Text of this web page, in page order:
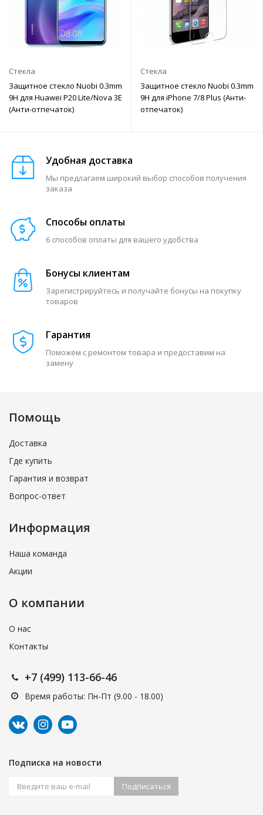
Стекла
Защитное стекло Nuobi 0.3mm
9H для Huawei P20 Lite/Nova 3E
(Анти-отпечаток)
Стекла
Защитное стекло Nuobi 0.3mm
9H для iPhone 7/8 Plus (Анти-
отпечаток)
Удобная доставка
Мы предлагаем широкий выбор способов получения
заказа
Способы оплаты
6 способов оплаты для вашего удобства
Бонусы клиентам
Зарегистрируйтесь и получайте бонусы на покупку
товаров
Гарантия
Поможем с ремонтом товара и предоставим на
замену
Помощь
Доставка
Где купить
Гарантия и возврат
Вопрос-ответ
Информация
Наша команда
Акции
О компании
О нас
Контакты
+7 (499) 113-66-46
Время работы: Пн-Пт (9.00 - 18.00)
Подписка на новости
Подписаться